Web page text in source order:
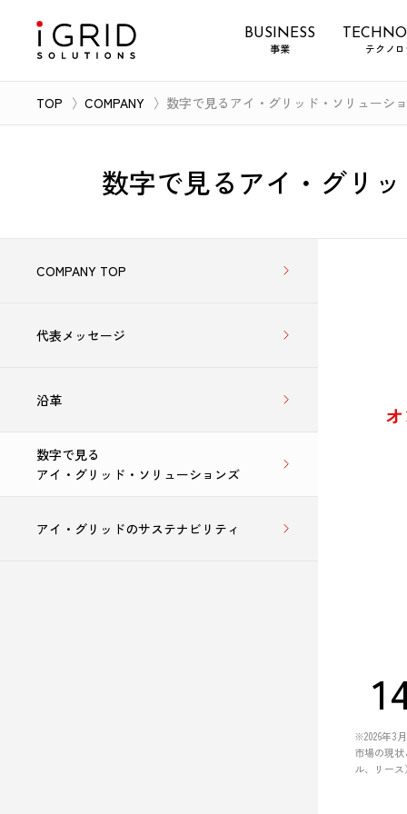
BUSINESS
事業
テクノ
TOP COMPANY 数字で見るアイ・グリッド・ソリューシ
数字で見るアイ・グリ
COMPANY TOP
代表メッセージ
沿革
数字で見る
アイ・グリッド・ソリューションズ
アイ・グリッドのサステナビリティ
1
0
9
※2026年3
市場の現
ル、リース